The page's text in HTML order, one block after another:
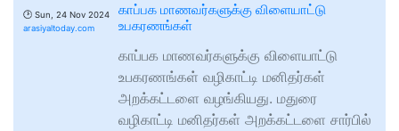
🕑 Sun, 24 Nov 2024
arasiyaltoday.com
காப்பக மாணவர்களுக்கு விளையாட்டு
உபகரணங்கள்
காப்பக மாணவர்களுக்கு விளையாட்டு
உபகரணங்கள் வழிகாட்டி மனிதர்கள்
அறக்கட்டளை வழங்கியது. மதுரை
வழிகாட்டி மனிதர்கள் அறக்கட்டளை சார்பில்